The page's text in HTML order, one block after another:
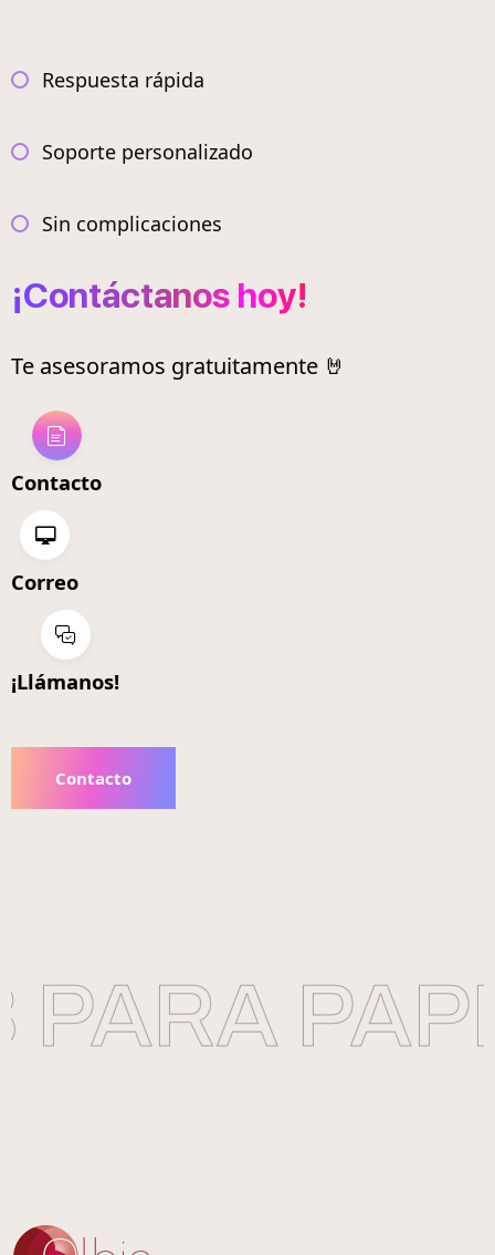
Respuesta rápida
Soporte personalizado
Sin complicaciones
¡Contáctanos hoy!
Te asesoramos gratuitamente 🤘
Contacto
Correo
¡Llámanos!
Contacto